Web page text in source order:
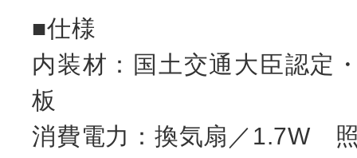
■仕様
内装材：国土交通大臣認定
板
消費電力：換気扇／1.7W